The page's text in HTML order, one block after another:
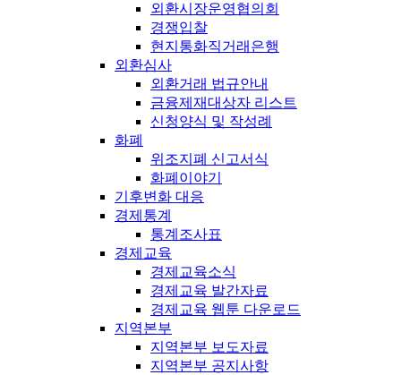
외환시장운영협의회
경쟁입찰
현지통화직거래은행
외환심사
외환거래 법규안내
금융제재대상자 리스트
신청양식 및 작성례
화폐
위조지폐 신고서식
화폐이야기
기후변화 대응
경제통계
통계조사표
경제교육
경제교육소식
경제교육 발간자료
경제교육 웹툰 다운로드
지역본부
지역본부 보도자료
지역본부 공지사항